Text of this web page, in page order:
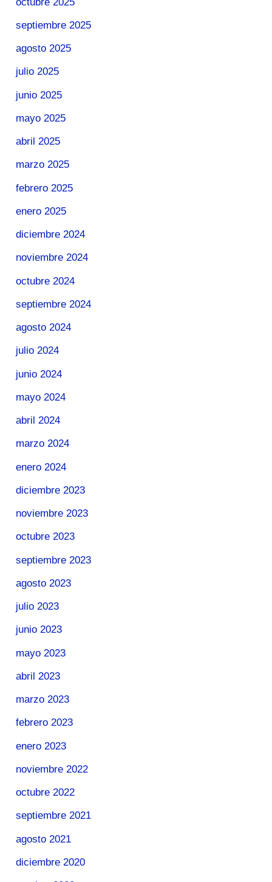
septiembre 2025
agosto 2025
julio 2025
junio 2025
mayo 2025
abril 2025
marzo 2025
febrero 2025
enero 2025
diciembre 2024
noviembre 2024
octubre 2024
septiembre 2024
agosto 2024
julio 2024
junio 2024
mayo 2024
abril 2024
marzo 2024
enero 2024
diciembre 2023
noviembre 2023
octubre 2023
septiembre 2023
agosto 2023
julio 2023
junio 2023
mayo 2023
abril 2023
marzo 2023
febrero 2023
enero 2023
noviembre 2022
octubre 2022
septiembre 2021
agosto 2021
diciembre 2020